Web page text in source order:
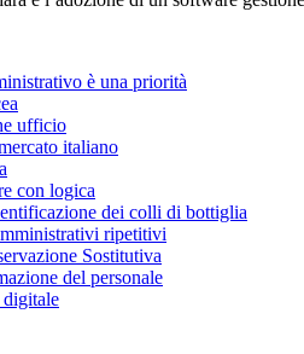
è una priorità
ufficio
italiano
con logica
dei colli di bottiglia
ripetitivi
Sostitutiva
del personale
digitale